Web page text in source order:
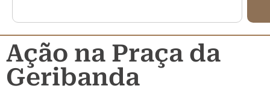
Ação na Praça da
Geribanda